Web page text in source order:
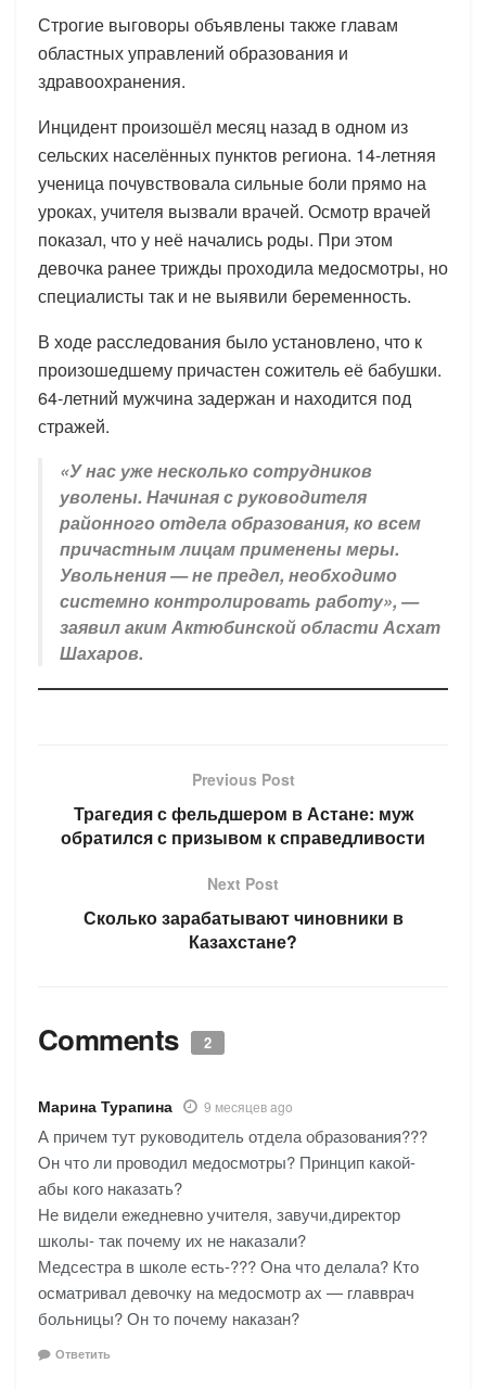
Строгие выговоры объявлены также главам
областных управлений образования и
здравоохранения.
Инцидент произошёл месяц назад в одном из
сельских населённых пунктов региона. 14-летняя
ученица почувствовала сильные боли прямо на
уроках, учителя вызвали врачей. Осмотр врачей
показал, что у неё начались роды. При этом
девочка ранее трижды проходила медосмотры, но
специалисты так и не выявили беременность.
В ходе расследования было установлено, что к
произошедшему причастен сожитель её бабушки.
64-летний мужчина задержан и находится под
стражей.
«У нас уже несколько сотрудников
уволены. Начиная с руководителя
районного отдела образования, ко всем
причастным лицам применены меры.
Увольнения — не предел, необходимо
системно контролировать работу», —
заявил аким Актюбинской области Асхат
Шахаров.
Previous Post
Трагедия с фельдшером в Астане: муж
обратился с призывом к справедливости
Next Post
Сколько зарабатывают чиновники в
Казахстане?
Comments 2
Марина Турапина 9 месяцев ago
А причем тут руководитель отдела образования???
Он что ли проводил медосмотры? Принцип какой-
абы кого наказать?
Не видели ежедневно учителя, завучи,директор
школы- так почему их не наказали?
Медсестра в школе есть-??? Она что делала? Кто
осматривал девочку на медосмотр ах — главврач
больницы? Он то почему наказан?
Ответить